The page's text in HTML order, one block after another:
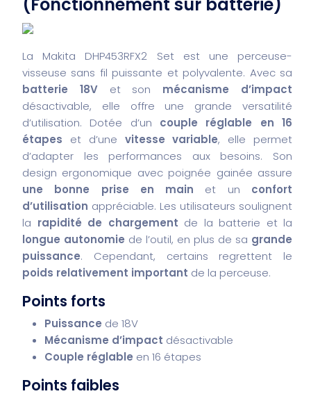
La Makita DHP453RFX2 Set est une perceuse-
visseuse sans fil puissante et polyvalente. Avec sa
batterie 18Vet son mécanisme d’impact
désactivable, elle offre une grande versatilité
d’utilisation. Dotée d’un couple réglable en 16
étapes et d’une vitesse variable, elle permet
d’adapter les performances aux besoins. Son
design ergonomique avec poignée gainée assure
une bonne prise en main et un confort
d’utilisation appréciable. Les utilisateurs soulignent
la rapidité de chargement de la batterie et la
longue autonomie de l’outil, en plus de sa grande
puissance. Cependant, certains regrettent le
poids relativement important de la perceuse.
Points forts
Puissance de 18V
Mécanisme d’impact désactivable
Couple réglable en 16 étapes
Points faibles